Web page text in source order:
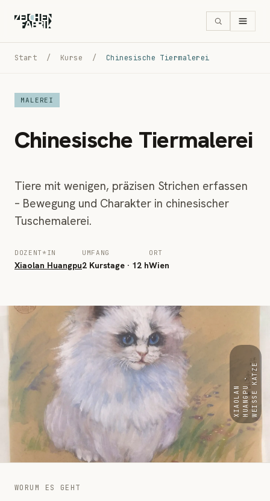
Start / Kurse / Chinesische Tiermalerei
MALEREI
Chinesische Tiermalerei
Tiere mit wenigen, präzisen Strichen erfassen
– Bewegung und Charakter in chinesischer
Tuschemalerei.
DOZENT*IN
Xiaolan Huangpu
UMFANG
2 Kurstage · 12 h
ORT
Wien
X
I
A
O
L
A
N
H
U
A
N
G
P
U·
W
E
I
SS
E
K
AT
Z E
WORUM ES GEHT